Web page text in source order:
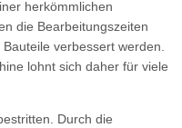
herkömmlichen
die Bearbeitungszeiten
verbessert werden.
lohnt sich daher für viele
Durch die